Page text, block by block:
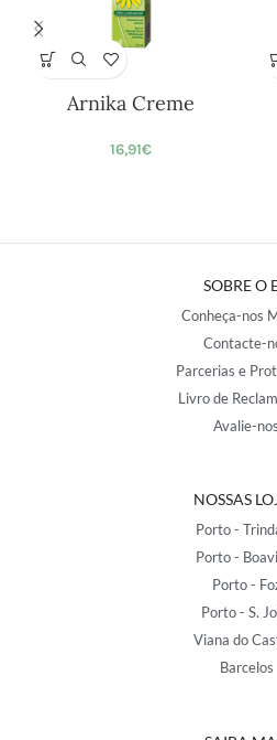
Arnika Creme
16,91€
SOBRE O
Conheça-nos
Contacte-
Parcerias e
Livro de
Avalie-nos
NOSSAS
Porto -
Porto -
Porto -
Porto - S.
Viana do
Barcelos